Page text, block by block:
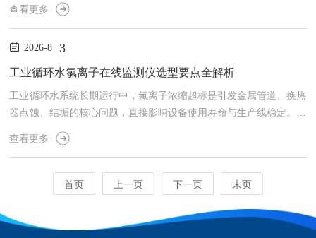
致。相比于事后检修整改，标准化的日常运维，才是保障氟监测设备
数据质量质控三个实操维度，梳理工业工况下完整运维要点，为企业
在线监测稳定运行提供参考。在复杂工业现场，干扰屏蔽是保障监测
质...
查看更多
2026-8 3
工业循环水氯离子在线监测仪选型要点全解析
工业循环水系统长期运行中，氯离子浓缩超标是引发金属管道、换热
器点蚀、结垢的核心问题，直接影响设备使用寿命与生产线稳定。在
线氯离子监测仪作为水质管控的核心设备，选型是否合理，直接决定
监测数据的精准度、工况适配性及长期运维成本。很多企业选型仅参
效、频繁故障等问题。结合工业现场应用经验与国标管控要求，全面
解析循环水氯离子在线监测仪核心选型要点。核心首要选型要点为精
度与检测稳定性，这是设备发挥监测作用的基础。工业循环水存在水
查看更多
首页 上一页 下一页 末页